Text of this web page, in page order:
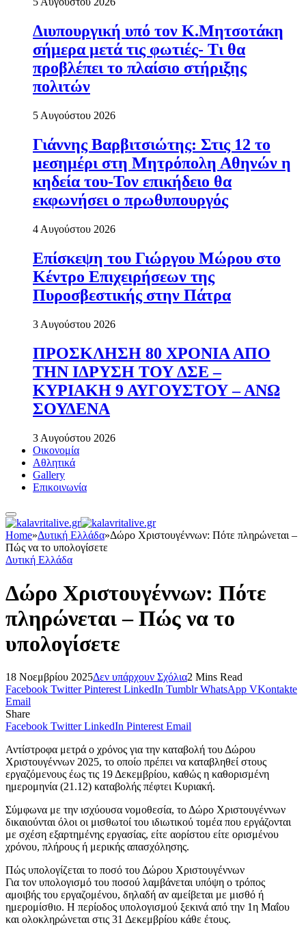
Διυπουργική υπό τον Κ.Μητσοτάκη
σήμερα μετά τις φωτιές- Τι θα
προβλέπει το πλαίσιο στήριξης
πολιτών
5 Αυγούστου 2026
Γιάννης Βαρβιτσιώτης: Στις 12 το
μεσημέρι στη Μητρόπολη Αθηνών η
κηδεία του-Τον επικήδειο θα
εκφωνήσει ο πρωθυπουργός
4 Αυγούστου 2026
Επίσκεψη του Γιώργου Μώρου στο
Κέντρο Επιχειρήσεων της
Πυροσβεστικής στην Πάτρα
3 Αυγούστου 2026
ΠΡΟΣΚΛΗΣΗ 80 ΧΡΟΝΙΑ ΑΠΟ
ΤΗΝ ΙΔΡΥΣΗ ΤΟΥ ΔΣΕ –
ΚΥΡΙΑΚΗ 9 ΑΥΓΟΥΣΤΟΥ – ΑΝΩ
ΣΟΥΔΕΝΑ
3 Αυγούστου 2026
Οικονομία
Αθλητικά
Gallery
Επικοινωνία
Home»Δυτική Ελλάδα»Δώρο Χριστουγέννων: Πότε πληρώνεται –
Πώς να το υπολογίσετε
Δυτική Ελλάδα
Δώρο Χριστουγέννων: Πότε
πληρώνεται – Πώς να το
υπολογίσετε
18 Νοεμβρίου 2025Δεν υπάρχουν Σχόλια2 Mins Read
Facebook Twitter Pinterest LinkedIn Tumblr WhatsApp VKontakte
Email
Share
Facebook Twitter LinkedIn Pinterest Email
Αντίστροφα μετρά ο χρόνος για την καταβολή του Δώρου
Χριστουγέννων 2025, το οποίο πρέπει να καταβληθεί στους
εργαζόμενους έως τις 19 Δεκεμβρίου, καθώς η καθορισμένη
ημερομηνία (21.12) καταβολής πέφτει Κυριακή.
Σύμφωνα με την ισχύουσα νομοθεσία, το Δώρο Χριστουγέννων
δικαιούνται όλοι οι μισθωτοί του ιδιωτικού τομέα που εργάζονται
με σχέση εξαρτημένης εργασίας, είτε αορίστου είτε ορισμένου
χρόνου, πλήρους ή μερικής απασχόλησης.
Πώς υπολογίζεται το ποσό του Δώρου Χριστουγέννων
Για τον υπολογισμό του ποσού λαμβάνεται υπόψη ο τρόπος
αμοιβής του εργαζομένου, δηλαδή αν αμείβεται με μισθό ή
ημερομίσθιο. Η περίοδος υπολογισμού ξεκινά από την 1η Μαΐου
και ολοκληρώνεται στις 31 Δεκεμβρίου κάθε έτους.